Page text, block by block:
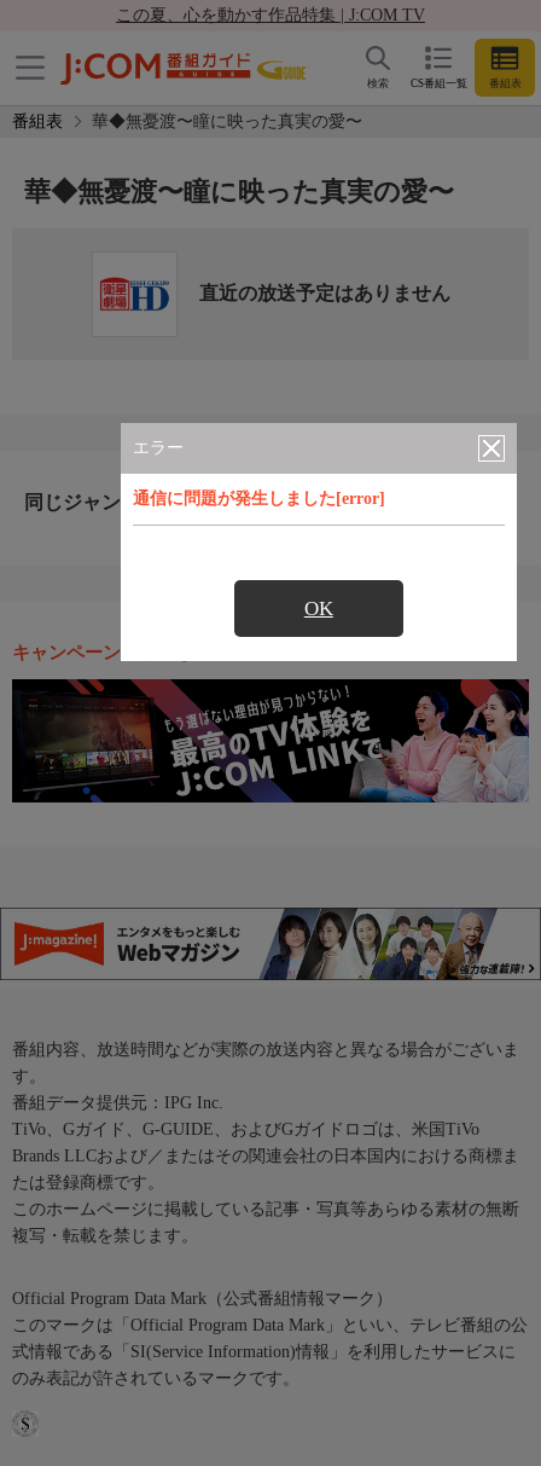
この夏、心を動かす作品特集 | J:COM TV
CS番組一覧 番組表
検索
番組表 華◆無憂渡〜瞳に映った真実の愛〜
エラー
通信に問題が発生しました[error]
OK
華◆無憂渡〜瞳に映った真実の愛〜
直近の放送予定はありません
同じジャンルのおすすめ番組
キャンペーン・お得な情報
番組内容、放送時間などが実際の放送内容と異なる場合がございま
す。
番組データ提供元：IPG Inc.
TiVo、Gガイド、G-GUIDE、およびGガイドロゴは、米国TiVo
Brands LLCおよび／またはその関連会社の日本国内における商標ま
たは登録商標です。
このホームページに掲載している記事・写真等あらゆる素材の無断
複写・転載を禁じます。
Official Program Data Mark（公式番組情報マーク）
このマークは「Official Program Data Mark」といい、テレビ番組の公
式情報である「SI(Service Information)情報」を利用したサービスに
のみ表記が許されているマークです。